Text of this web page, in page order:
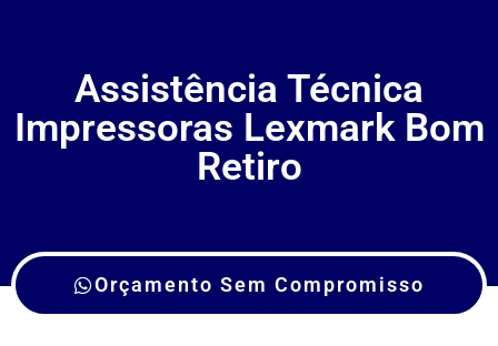
Assistência Técnica
Impressoras Lexmark Bom
Retiro
Orçamento Sem Compromisso